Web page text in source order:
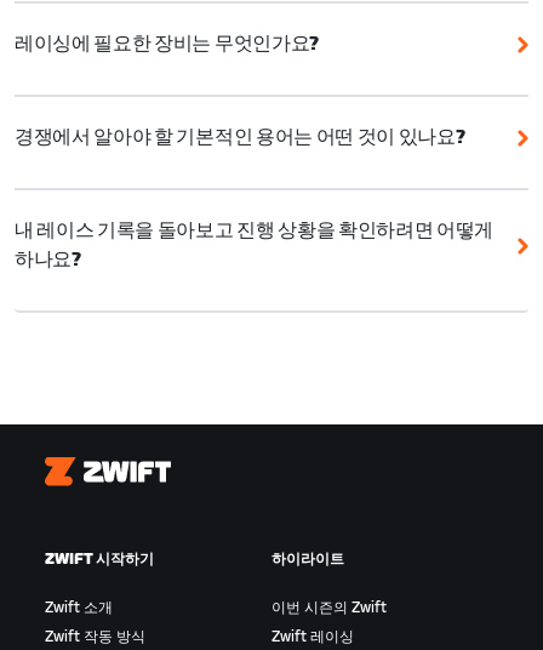
ZRacing 월간 시리즈는 초보자에게 좋은 시리즈로, 매월
새로운 테마와 함께 매주 하나의 스테이지, 하루 중 여러
는 한 시간 이내로 완료할 수 있습니다. ZRacing 월간 시
리즈는 Zwift 레이싱 점수를 활용하기 때문에 능력 수준
있습니다.여기에서 ZRacing 월간 시리즈에 등록하거나,
Zwift는 다양한 구성 또는 특정 경쟁 유형에 맞춘 여러
이싱 퍼포먼스와 파워 출력에 따라 라이더를 경쟁 그룹
690-1000
350-520
레이싱에 필요한 장비는 무엇인가요?
Zwift에서 경쟁하는 데 최고급 장비가 필요하지는 않습
면 시작할 수 있습니다.
레이싱 경쟁 환경을 업그레이드하고 싶다면 다음을 고려
해 보세요.
통풍: 선풍기를 틀어 체온을 적절하게 유지합니다.
를 더 정확하게 유지합니다.
물병과 음식: 충분한 수분과 음식을 섭취하고 선풍기를
장비에 관한 자세한 내용은 여기에서 확인하실 수 있습
경쟁에서 알아야 할 기본적인 용어는 어떤 것이 있나요?
Ride On:게임 내 다른 라이더에게 응원과 격려를 보내
PowerUp:
게임 내 퍼포먼스 부스터입니다. 자세한 내용은여기에
을 제치는 것입니다. 일반적으로 브레이크어웨이를 시작
하거나 메인 그룹이 라이딩 속도를 높이도록 유도하기
위해 사용합니다.
(펠로톤)에서 스프린트로 빠져나가 선두 자리를 확보하
로 나타납니다.
내 레이스 기록을 돌아보고 진행 상황을 확인하려면 어떻게
하나요?
Zwift.com의 레이싱 프로필에서 레이스 기록과 퍼포먼
Zwift
ZWIFT 시작하기
Zwift 소개
Zwift 작동 방식
하이라이트
이번 시즌의 Zwift
Zwift 레이싱